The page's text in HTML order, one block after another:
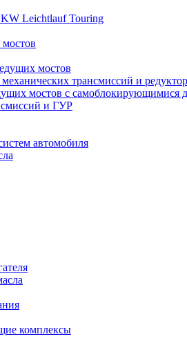
Leichtlauf Touring
мостов
трансмиссий и
мостов с самоблокирующимися
и ГУР
автомобиля
комплексы